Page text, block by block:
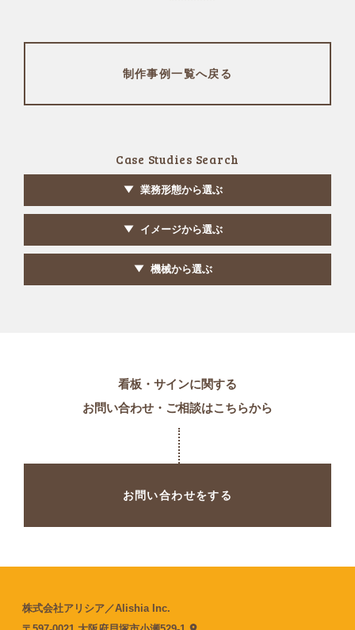
制作事例一覧へ戻る
Case Studies Search
業務形態から選ぶ
イメージから選ぶ
機械から選ぶ
看板・サインに関する
お問い合わせ・ご相談はこちらから
お問い合わせをする
株式会社アリシア／Alishia Inc.